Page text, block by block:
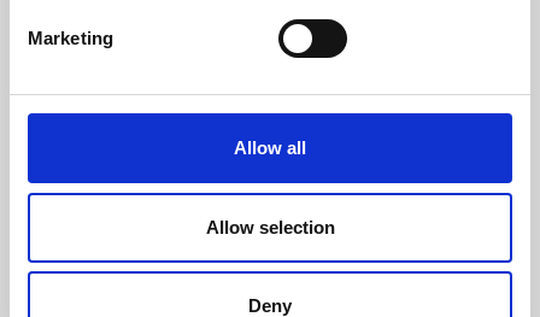
Marketing
Allow all
Allow selection
Deny